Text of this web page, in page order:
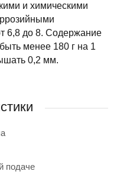
и химическими
6,8 до 8. Содержание
менее 180 г на 1
0,2 мм.
подаче